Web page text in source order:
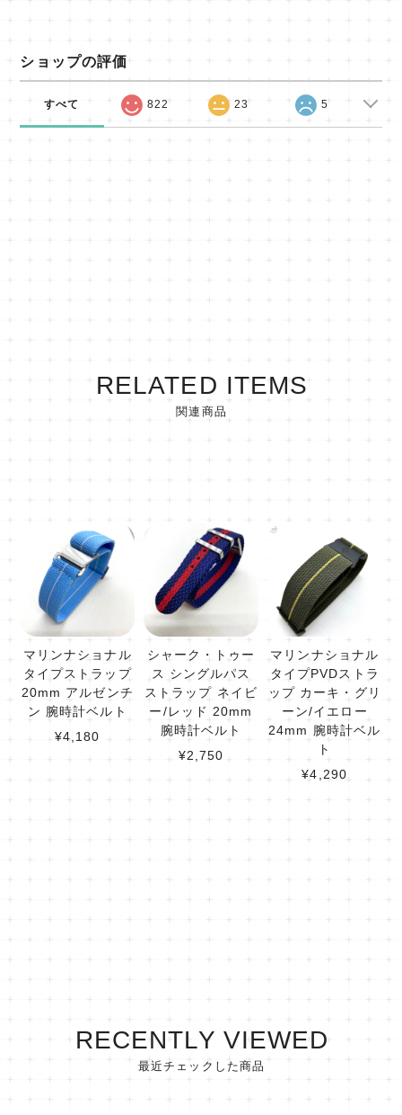
ショップの評価
すべて 822 23 5
RELATED ITEMS
関連商品
マリンナショナル
タイプストラップ
20mm アルゼンチ
ン 腕時計ベルト
¥4,180
シャーク・トゥー
ス シングルパス
ストラップ ネイビ
ー/レッド 20mm
腕時計ベルト
¥2,750
マリンナショナル
タイプPVDストラ
ップ カーキ・グリ
ーン/イエロー
24mm 腕時計ベル
ト
¥4,290
RECENTLY VIEWED
最近チェックした商品